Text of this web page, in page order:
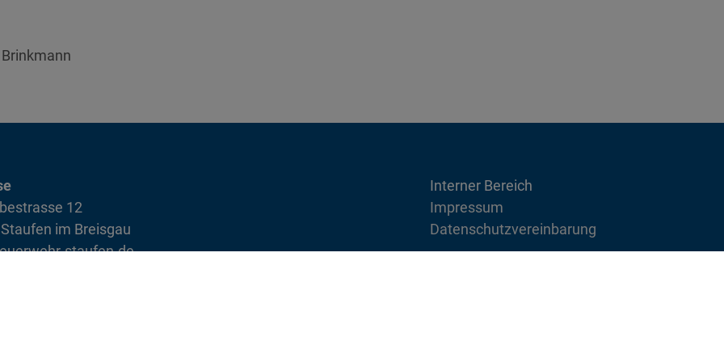
12
im Breisgau
staufen.de
Interner Bereich
Impressum
Datenschutzvereinbarung